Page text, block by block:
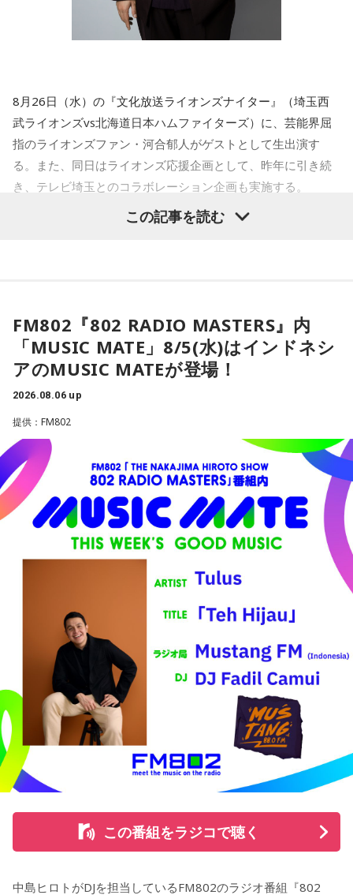
8月26日（水）の『文化放送ライオンズナイター』（埼玉西
武ライオンズvs北海道日本ハムファイターズ）に、芸能界屈
指のライオンズファン・河合郁人がゲストとして生出演す
る。また、同日はライオンズ応援企画として、昨年に引き続
き、テレビ埼玉とのコラボレーション企画も実施する。
埼玉に根差し、ライオンズを応援する文化放送。このたび、
■河合郁人の“ガチ”なファン視点でライオンズの魅力を深掘
り！
当日、べルーナドームからお伝えする『文化放送ライオンズ
ナイター』では、河合が解説の辻発彦、実況の長谷川太アナ
ウンサーとともに、あふれるライオンズ愛やファンならでは
の視点を交え、試合の見どころや選手の魅力を存分に語り尽
くす。ベルーナドームの熱気をそのままお届けする企画や、
放送後のデジタルコンテンツも展開する。
また、テレビ埼玉の応援番組『LIONS CHANNEL』との連動
企画も実施予定。河合の取材の裏側など、熱狂的ファンなら
ではの視点で紐解くライオンズの魅力を、テレビとラジオの
双方から発信する（詳細は後日番組で発表）。
＜河合郁人 コメント＞
『LIONS CHANNEL』MCの河合郁人です。このたび、文化放
送の『ライオンズナイター』にゲストとして参加させていた
だきます。ものすごくうれしいです！ 子供の頃から家族で好
きなライオンズの魅力をしっかりとお伝えしつつ、ライオン
ズ選手との交流話や、ライオンズファン芸能人との話など、
普段は話せないことをたくさん話したいと思っています。そ
して、辻発彦さんと野球の練習をした話もできたらなと思っ
ています。辻さん覚えていらっしゃるかな？笑 もちろん1番
はその日の試合をしっかりとお届けします。
今からワクワクが止まりません！ 当日、よろしくお願いいた
この記事を読む
FM802『802 RADIO MASTERS』内
「MUSIC MATE」8/5(水)はインドネシ
アのMUSIC MATEが登場！
2026.08.06 up
提供：FM802
この番組をラジコで聴く
中島ヒロトがDJを担当しているFM802のラジオ番組『802